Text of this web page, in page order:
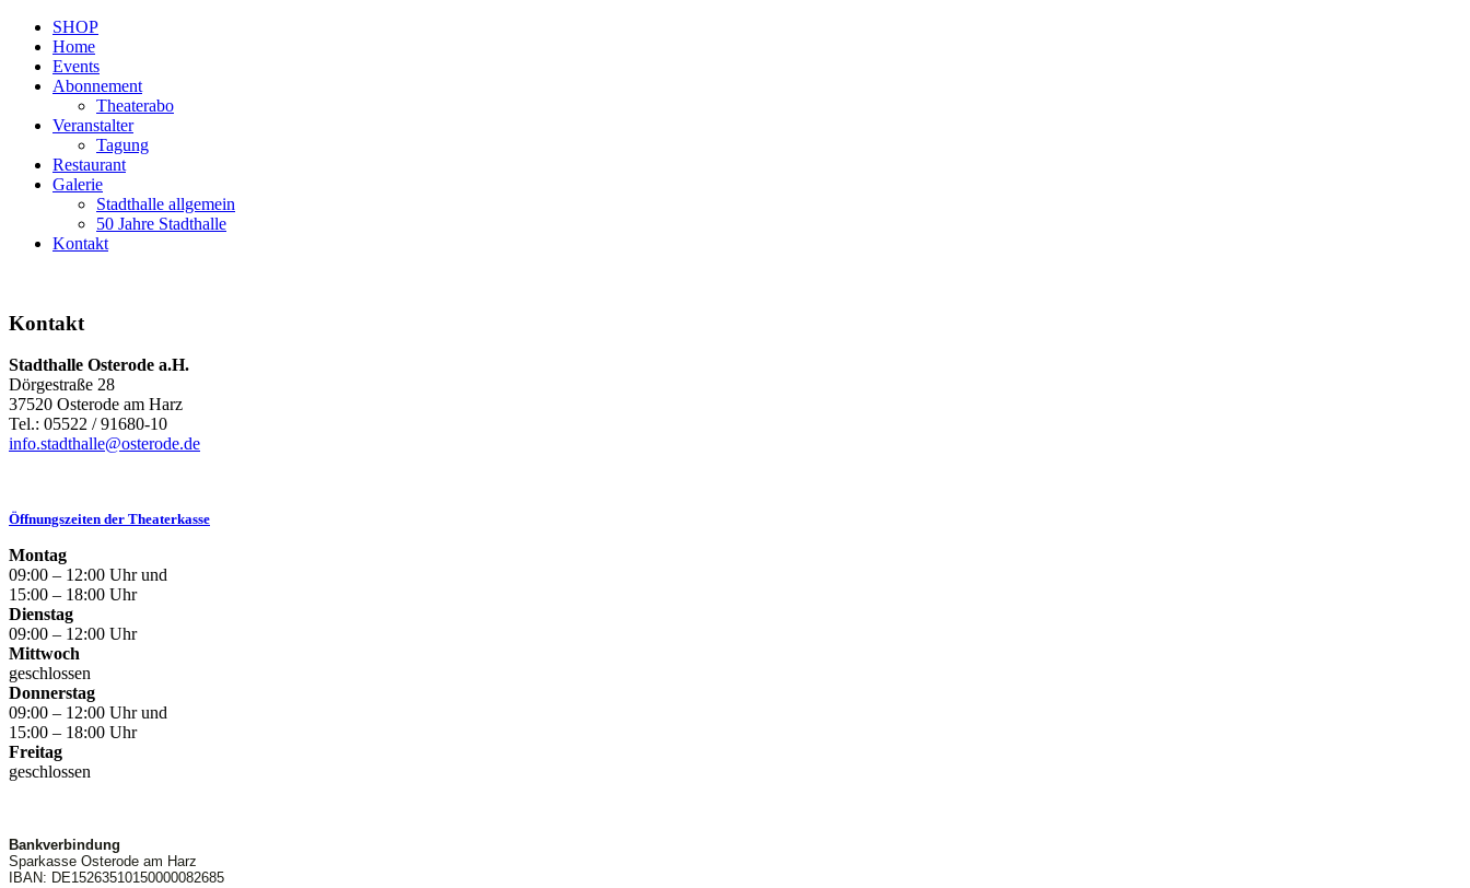
SHOP
Home
Events
Abonnement
Theaterabo
Veranstalter
Tagung
Restaurant
Galerie
Stadthalle allgemein
50 Jahre Stadthalle
Kontakt
Kontakt
Stadthalle Osterode a.H.
Dörgestraße 28
37520 Osterode am Harz
Tel.: 05522 / 91680-10
info.stadthalle@osterode.de
Öffnungszeiten der Theaterkasse
Montag
09:00 – 12:00 Uhr und
15:00 – 18:00 Uhr
Dienstag
09:00 – 12:00 Uhr
Mittwoch
geschlossen
Donnerstag
09:00 – 12:00 Uhr und
15:00 – 18:00 Uhr
Freitag
geschlossen
Bankverbindung
Sparkasse Osterode am Harz
IBAN: DE15263510150000082685